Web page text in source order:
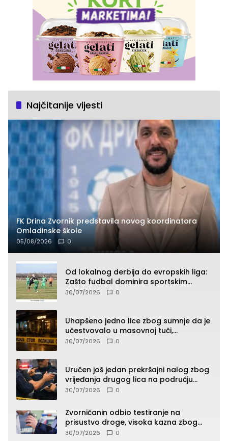
Najčitanije vijesti
FK Drina Zvornik predstavila novog koordinatora
Omladinske škole
05/08/2026 0
Od lokalnog derbija do evropskih liga:
Zašto fudbal dominira sportskim
klađenjem
30/07/2026 0
Uhapšeno jedno lice zbog sumnje da je
učestvovalo u masovnoj tuči,
maloljetnik zadobio povrede
30/07/2026 0
Uručen još jedan prekršajni nalog zbog
vrijeđanja drugog lica na području
Zvornika
30/07/2026 0
Zvorničanin odbio testiranje na
prisustvo droge, visoka kazna zbog
kršenja Zakona o osnovama
30/07/2026 0